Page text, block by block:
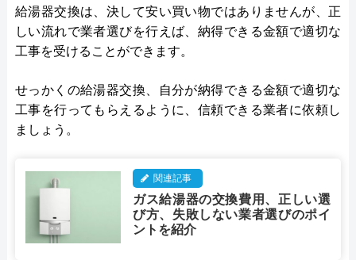
給湯器交換は、決して安い買い物ではありませんが、正
しい流れで業者選びを行えば、納得できる金額で適切な
工事を受けることができます。
せっかくの給湯器交換、自分が納得できる金額で適切な
工事を行ってもらえるように、信頼できる業者に依頼し
ましょう。
関連記事
ガス給湯器の交換費用、正しい選
び方、失敗しない業者選びのポイ
ントを紹介